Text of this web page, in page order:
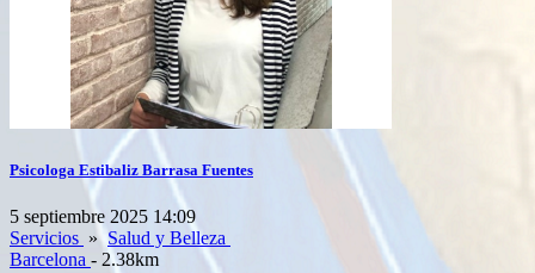
Psicologa Estibaliz Barrasa Fuentes
5 septiembre 2025 14:09
Servicios » Salud y Belleza
Barcelona - 2.38km